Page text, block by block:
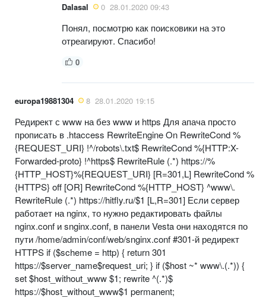
Dalasal 0 28.01.2020 09:43
Понял, посмотрю как поисковики на это
отреагируют. Спасибо!
0
europa19881304 8 28.01.2020 19:15
Редирект с www на без www и https Для апача просто
прописать в .htaccess RewriteEngine On RewriteCond %
{REQUEST_URI} !^/robots\.txt$ RewriteCond %{HTTP:X-
Forwarded-proto} !^https$ RewriteRule (.*) https://%
{HTTP_HOST}%{REQUEST_URI} [R=301,L] RewriteCond %
{HTTPS} off [OR] RewriteCond %{HTTP_HOST} ^www\.
RewriteRule (.*) https://hitfly.ru/$1 [L,R=301] Если сервер
работает на nginx, то нужно редактировать файлы
nginx.conf и snginx.conf, в панели Vesta они находятся по
пути /home/admin/conf/web/snginx.conf #301-й редирект
HTTPS if ($scheme = http) { return 301
https://$server_name$request_uri; } if ($host ~* www\.(.*)) {
set $host_without_www $1; rewrite ^(.*)$
https://$host_without_www$1 permanent;